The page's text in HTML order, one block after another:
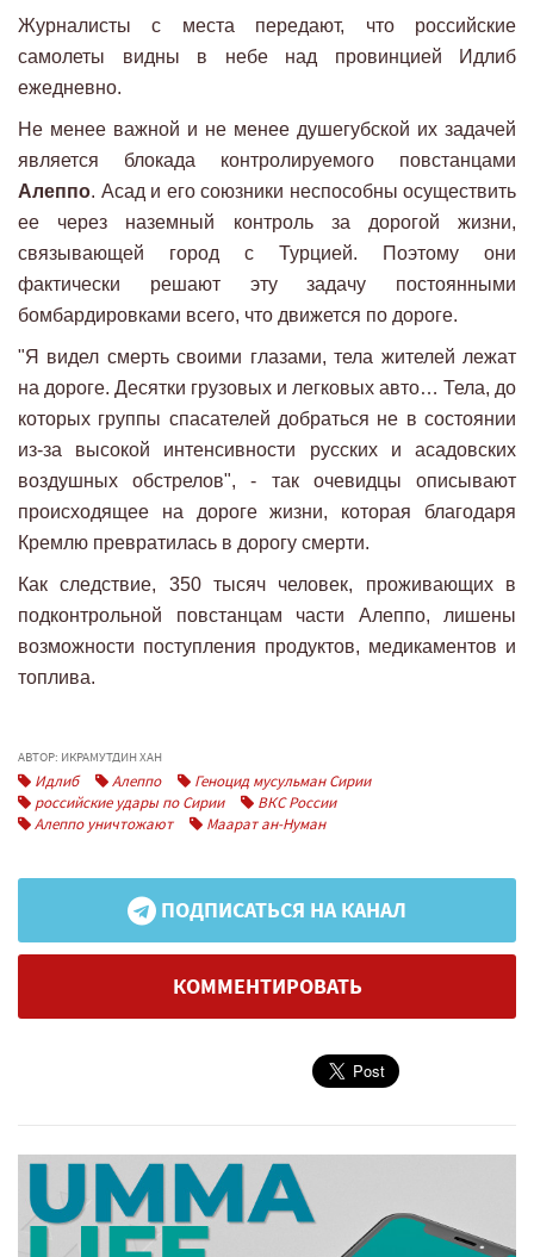
Журналисты с места передают, что российские
самолеты видны в небе над провинцией Идлиб
ежедневно.
Не менее важной и не менее душегубской их задачей
является блокада контролируемого повстанцами
Алеппо. Асад и его союзники неспособны осуществить
ее через наземный контроль за дорогой жизни,
связывающей город с Турцией. Поэтому они
фактически решают эту задачу постоянными
бомбардировками всего, что движется по дороге.
"Я видел смерть своими глазами, тела жителей лежат
на дороге. Десятки грузовых и легковых авто… Тела, до
которых группы спасателей добраться не в состоянии
из-за высокой интенсивности русских и асадовских
воздушных обстрелов", - так очевидцы описывают
происходящее на дороге жизни, которая благодаря
Кремлю превратилась в дорогу смерти.
Как следствие, 350 тысяч человек, проживающих в
подконтрольной повстанцам части Алеппо, лишены
возможности поступления продуктов, медикаментов и
топлива.
АВТОР: ИКРАМУТДИН ХАН
Идлиб Алеппо
Геноцид мусульман Сирии
российские удары по Сирии
ВКС России
Алеппо уничтожают
Маарат ан-Нуман
ПОДПИСАТЬСЯ НА КАНАЛ
КОММЕНТИРОВАТЬ